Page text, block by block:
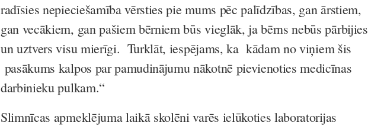
radīsies nepieciešamība vērsties pie mums pēc palīdzības, gan ārstiem,
gan vecākiem, gan pašiem bērniem būs vieglāk, ja bērns nebūs pārbijies
un uztvers visu mierīgi. Turklāt, iespējams, ka kādam no viņiem šis
pasākums kalpos par pamudinājumu nākotnē pievienoties medicīnas
darbinieku pulkam.“
Slimnīcas apmeklējuma laikā skolēni varēs ielūkoties laboratorijas